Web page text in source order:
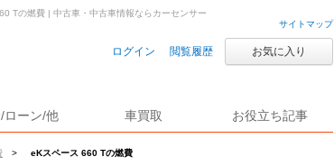
サイトマップ
ログイン 閲覧履歴 お気に入り
ローン/他 車買取 お役立ち記事
>
eKスペース 660 Tの燃費
Tの燃費 | 中古車・中古車情報ならカーセンサー